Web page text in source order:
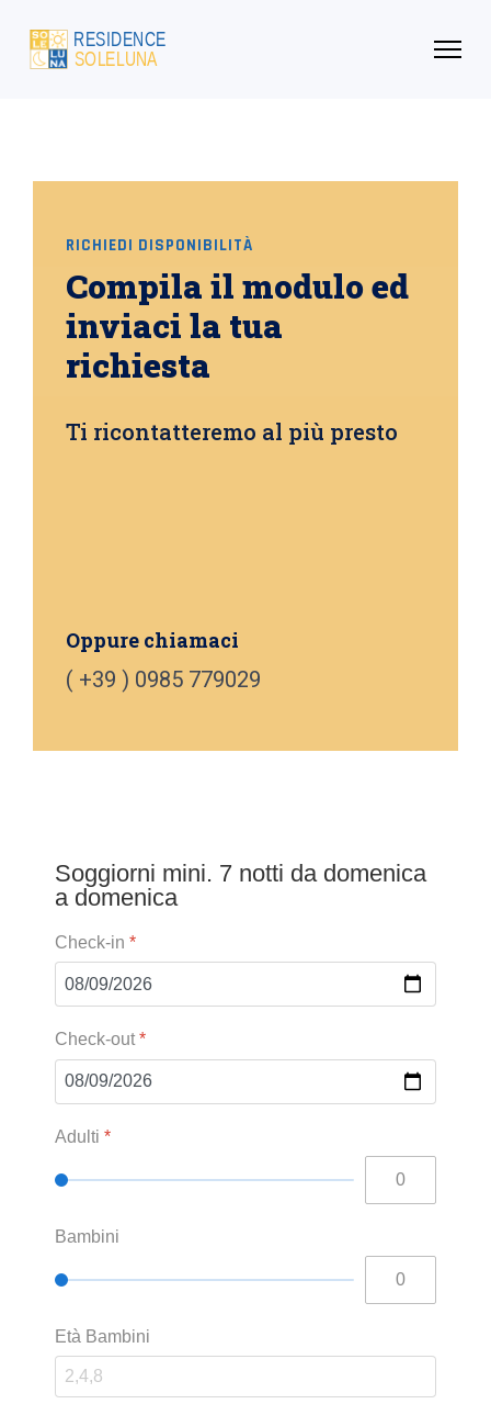
RICHIEDI DISPONIBILITÀ
Compila il modulo ed
inviaci la tua
richiesta
Ti ricontatteremo al più presto
Oppure chiamaci
( +39 ) 0985 779029
Soggiorni mini. 7 notti da domenica
a domenica
Check-in *
Check-out *
Adulti *
Bambini
Età Bambini